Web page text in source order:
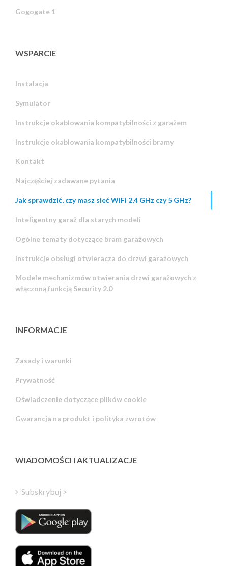
Gogogate 1
WSPARCIE
Instalacja
Symulator
Instrukcje okablowania kompatybilności z garażem
Instrukcje okablowania kompatybilności bramy
Kontakt
Najczęściej zadawane pytania
Jak sprawdzić, czy masz sieć WiFi 2,4 GHz czy 5 GHz?
Inteligentny garaż dla starych modeli
Ogólne tematy dotyczące bram garażowych
Instrukcje obsługi otwieracza do drzwi garażowych
Modele mechanizmów otwierania drzwi garażowych z
włączoną funkcją Security 2.0
INFORMACJE
Zasady i warunki
Prywatność
Oświadczenie dotyczące plików cookie
Gwarancja na produkt i polityka zwrotów
WIADOMOŚCI I AKTUALIZACJE
Subskrybuj >